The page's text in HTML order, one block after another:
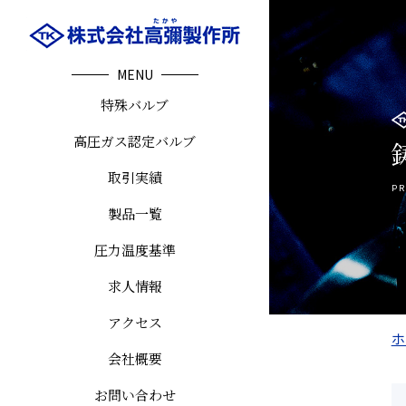
MENU
特殊バルブ
高圧ガス認定バルブ
取引実績
製品一覧
圧力温度基準
求人情報
アクセス
会社概要
お問い合わせ